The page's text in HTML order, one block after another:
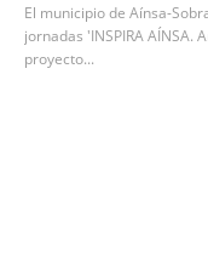
El municipio de Aínsa-
jornadas 'INSPIRA AÍNSA.
proyecto...